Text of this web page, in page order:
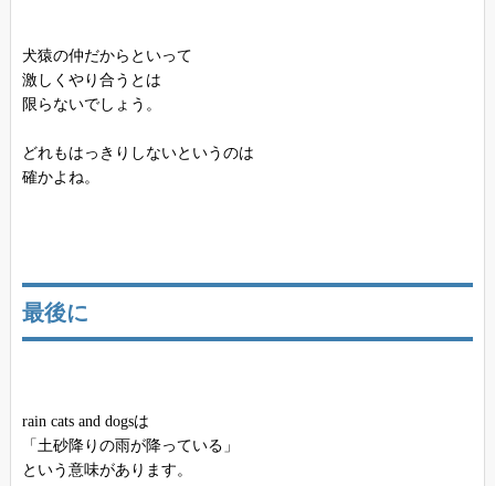
犬猿の仲だからといって
激しくやり合うとは
限らないでしょう。
どれもはっきりしないというのは
確かよね。
最後に
rain cats and dogsは
「土砂降りの雨が降っている」
という意味があります。